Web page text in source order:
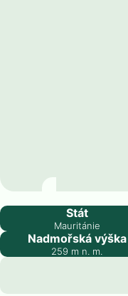
Atar
Stát
Mauritánie
Nadmořská výška
259 m n. m.